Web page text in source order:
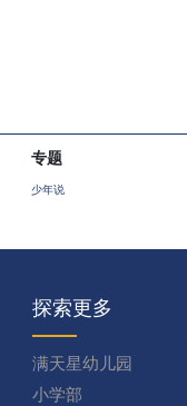
专题
少年说
探索更多
满天星幼儿园
小学部